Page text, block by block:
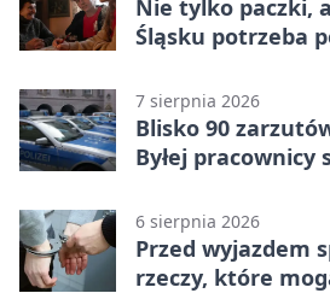
Nie tylko paczki,
Śląsku potrzeba
7 sierpnia 2026
Blisko 90
Byłej
6 sierpnia 2026
Przed wyjazdem
rzeczy, które